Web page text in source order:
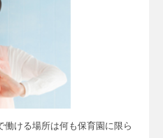
ける場所は何も保育園に限ら